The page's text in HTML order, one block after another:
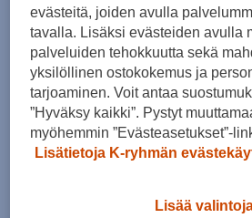
Koko
40 41 41,5 42
44,5 45 46
Kokotaulukko
Lisää ostoskoriin
evästeitä, joiden avulla
tavalla. Lisäksi evästeiden avulla
palveluiden tehokkuutta sekä
yksilöllinen ostokokemus ja
tarjoaminen. Voit antaa
”Hyväksy kaikki”. Pystyt
myöhemmin ”Evästeasetukset”-
Lisätietoja K-ryhmän
Lisää